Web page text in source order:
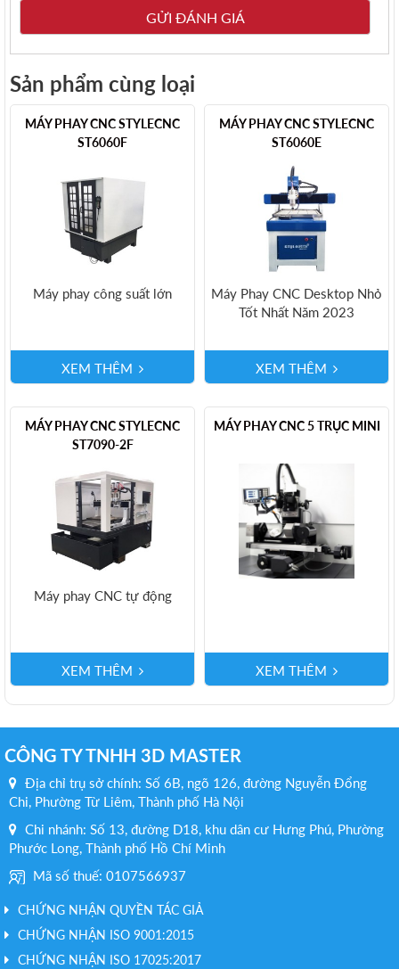
Sản phẩm cùng loại
MÁY PHAY CNC STYLECNC
ST6060F
Máy phay công suất lớn
XEM THÊM
MÁY PHAY CNC STYLECNC
ST6060E
Máy Phay CNC Desktop Nhỏ
Tốt Nhất Năm 2023
XEM THÊM
MÁY PHAY CNC STYLECNC
ST7090-2F
Máy phay CNC tự động
XEM THÊM
MÁY PHAY CNC 5 TRỤC MINI
XEM THÊM
CÔNG TY TNHH 3D MASTER
Địa chỉ trụ sở chính: Số 6B, ngõ 126, đường Nguyễn Đổng
Chi, Phường Từ Liêm, Thành phố Hà Nội
Chi nhánh: Số 13, đường D18, khu dân cư Hưng Phú, Phường
Phước Long, Thành phố Hồ Chí Minh
Mã số thuế: 0107566937
CHỨNG NHẬN QUYỀN TÁC GIẢ
CHỨNG NHẬN ISO 9001:2015
CHỨNG NHẬN ISO 17025:2017